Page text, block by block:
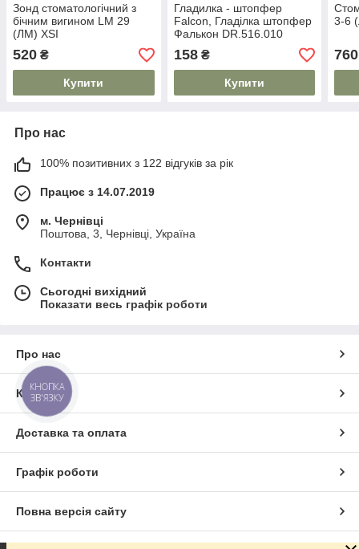
Зонд стоматологічний з
бічним вигином LM 29
(ЛМ) XSI
520 ₴
Купити
Гладилка - штопфер
Falcon, Гладілка штопфер
Фалькон DR.516.010
158₴
Купити
3-6
760
Про нас
100% позитивних з 122 відгуків за рік
Працює з 14.07.2019
м. Чернівці
Поштова, 3, Чернівці, Україна
Контакти
Сьогодні вихідний
Показати весь графік роботи
Про нас
Контакти
Доставка та оплата
Графік роботи
Повна версія сайту
КНОПКА
ЗВ'ЯЗКУ